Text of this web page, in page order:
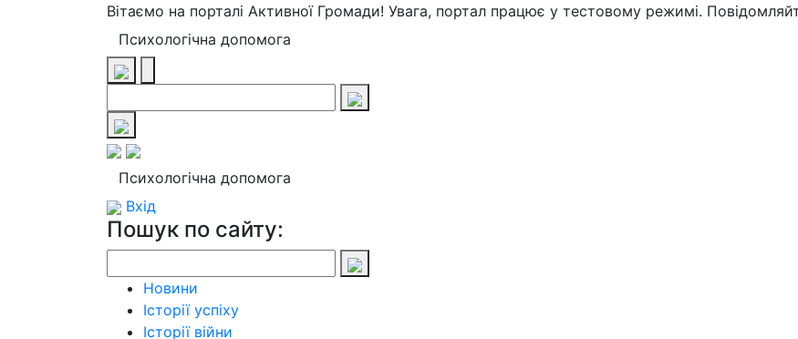
Вітаємо на порталі Активної Громади! Увага, портал працює у тестовому режимі.
Психологічна допомога
Психологічна допомога
Вхід
Пошук по сайту:
Новини
Історії успіху
Історії війни